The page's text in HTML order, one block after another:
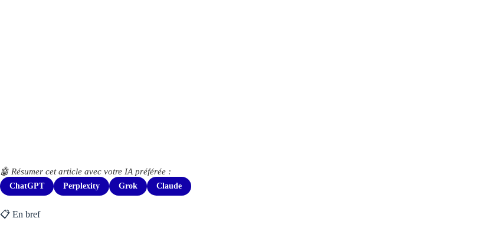
🤖 Résumer cet article avec votre IA préférée :
ChatGPT Perplexity Grok Claude
📋 En bref